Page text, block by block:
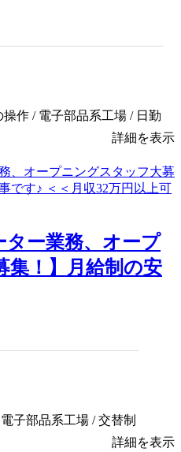
作 / 電子部品系工場 / 日勤
詳細を表示
ター業務、オープ
集！】月給制の安
子部品系工場 / 交替制
詳細を表示